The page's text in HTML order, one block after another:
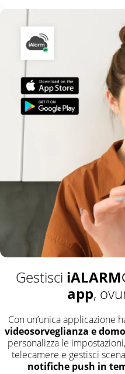
Gestisci
app,
Con un’unica applicazione
videosorveglianza e
personalizza le
telecamere e gestisci
notifiche push in